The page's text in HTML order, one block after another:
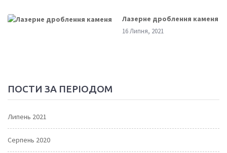
Лазерне дроблення каменя
16 Липня, 2021
ПОСТИ ЗА ПЕРІОДОМ
Липень 2021
Серпень 2020